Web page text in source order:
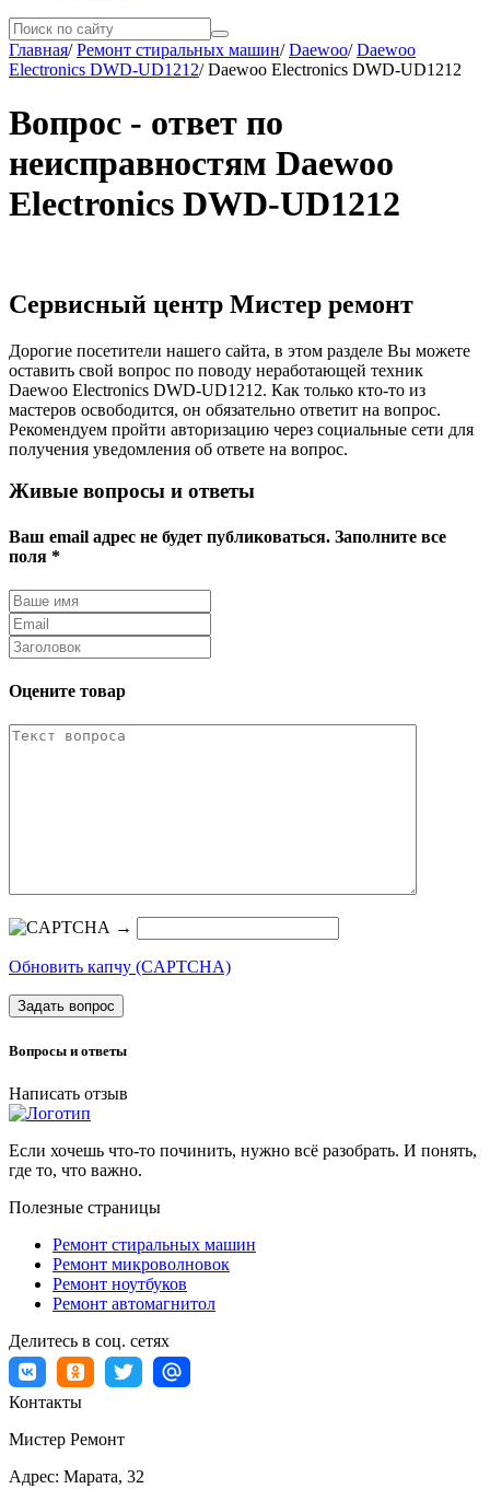
Главная/Ремонт стиральных машин/Daewoo/Daewoo
Electronics DWD-UD1212/Daewoo Electronics DWD-UD1212
Вопрос - ответ по
неисправностям Daewoo
Electronics DWD-UD1212
Сервисный центр Мистер ремонт
Дорогие посетители нашего сайта, в этом разделе Вы можете
оставить свой вопрос по поводу неработающей техник
Daewoo Electronics DWD-UD1212. Как только кто-то из
мастеров освободится, он обязательно ответит на вопрос.
Рекомендуем пройти авторизацию через социальные сети для
получения уведомления об ответе на вопрос.
Живые вопросы и ответы
Ваш email адрес не будет публиковаться. Заполните все
поля *
Оцените товар
→
Обновить капчу (CAPTCHA)
Задать вопрос
Вопросы и ответы
Написать отзыв
Если хочешь что-то починить, нужно всё разобрать. И понять,
где то, что важно.
Полезные страницы
Ремонт стиральных машин
Ремонт микроволновок
Ремонт ноутбуков
Ремонт автомагнитол
Делитесь в соц. сетях
Контакты
Мистер Ремонт
Адрес: Марата, 32